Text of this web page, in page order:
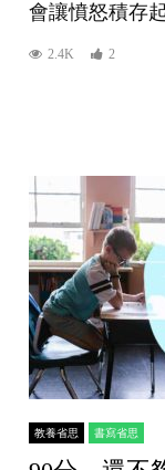
會讓憤怒積存
2.4K 2
Watch Later
教養省思 書寫省思